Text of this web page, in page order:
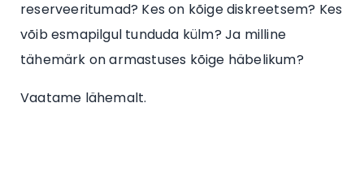
reserveeritumad? Kes on kõige diskreetsem? Kes
võib esmapilgul tunduda külm? Ja milline
tähemärk on armastuses kõige häbelikum?
Vaatame lähemalt.